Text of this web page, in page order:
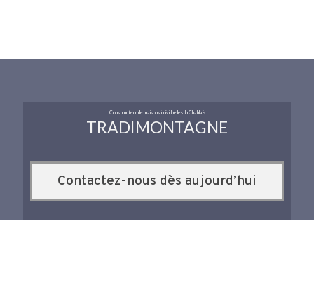
Constructeur de maisons individuelles du Chablais
TRADIMONTAGNE
Contactez-nous dès aujourd’hui